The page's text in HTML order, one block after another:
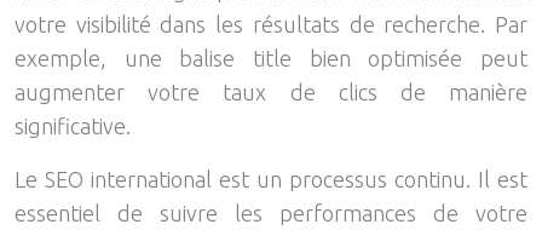
votre visibilité dans les résultats de recherche. Par
exemple, une balise title bien optimisée peut
augmenter votre taux de clics de manière
significative.
Le SEO international est un processus continu. Il est
essentiel de suivre les performances de votre